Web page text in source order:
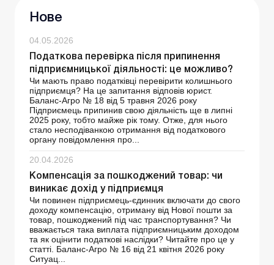
Нове
04.05.2026
Податкова перевірка після припинення
підприємницької діяльності: це можливо?
Чи мають право податківці перевірити колишнього
підприємця? На це запитання відповів юрист.
Баланс-Агро № 18 від 5 травня 2026 року
Підприємець припинив свою діяльність ще в липні
2025 року, тобто майже рік тому. Отже, для нього
стало несподіванкою отримання від податкового
органу повідомлення про...
20.04.2026
Компенсація за пошкоджений товар: чи
виникає дохід у підприємця
Чи повинен підприємець-єдинник включати до свого
доходу компенсацію, отриману від Нової пошти за
товар, пошкоджений під час транспортування? Чи
вважається така виплата підприємницьким доходом
та як оцінити податкові наслідки? Читайте про це у
статті. Баланс-Агро № 16 від 21 квітня 2026 року
Ситуац...